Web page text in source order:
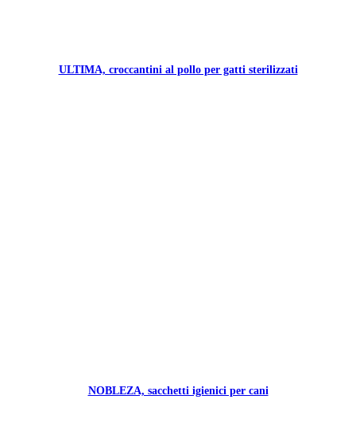
ULTIMA, croccantini al pollo per gatti sterilizzati
NOBLEZA, sacchetti igienici per cani